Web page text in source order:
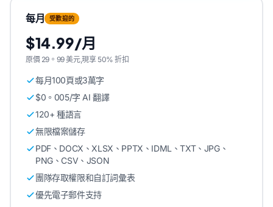
每月 受歡迎的
$14.99/月
原價 29。99 美元,現享 50% 折扣
每月100頁或3萬字
$0。005/字 AI 翻譯
120+ 種語言
無限檔案儲存
PDF、DOCX、XLSX、PPTX、IDML、TXT、JPG、
PNG、CSV、JSON
團隊存取權限和自訂詞彙表
優先電子郵件支持